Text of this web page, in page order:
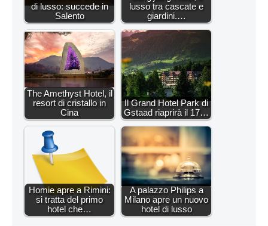
di lusso: succede in
Salento
lusso tra cascate e
giardini.…
The Amethyst Hotel, il
resort di cristallo in
Cina
Il Grand Hotel Park di
Gstaad riaprirà il 17…
Homie apre a Rimini:
si tratta del primo
hotel che…
A palazzo Philips a
Milano apre un nuovo
hotel di lusso